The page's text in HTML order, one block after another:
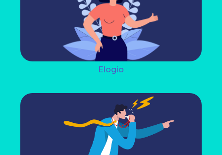
Elogio
Estou ciente - Fechar Aviso